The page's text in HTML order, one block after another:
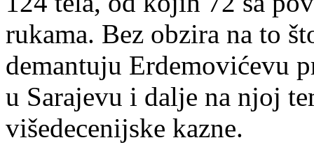
rukama. Bez obzira na to
demantuju Erdemovićevu
u Sarajevu i dalje na njoj
višedecenijske kazne.